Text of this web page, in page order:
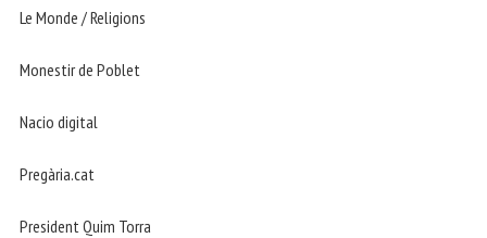
Le Monde / Religions
Monestir de Poblet
Nacio digital
Pregària.cat
President Quim Torra